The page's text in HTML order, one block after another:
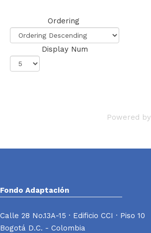
Ordering
Display Num
Powered by
Fondo Adaptación
Calle 28 No.13A-15 · Edificio CCI · Piso 10
Bogotá D.C. - Colombia